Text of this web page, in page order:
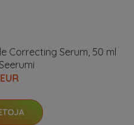
Correcting Serum, 50 ml